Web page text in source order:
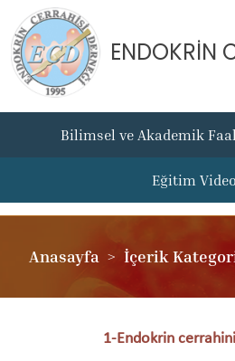
ENDOKRİN
Bilimsel ve Akademik
Eğitim
Anasayfa İçerik
1-Endokrin